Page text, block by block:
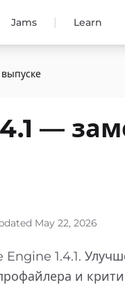
Jams | Learn
—
May 22, 2026
1.4.1.
и